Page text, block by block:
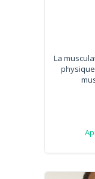
La